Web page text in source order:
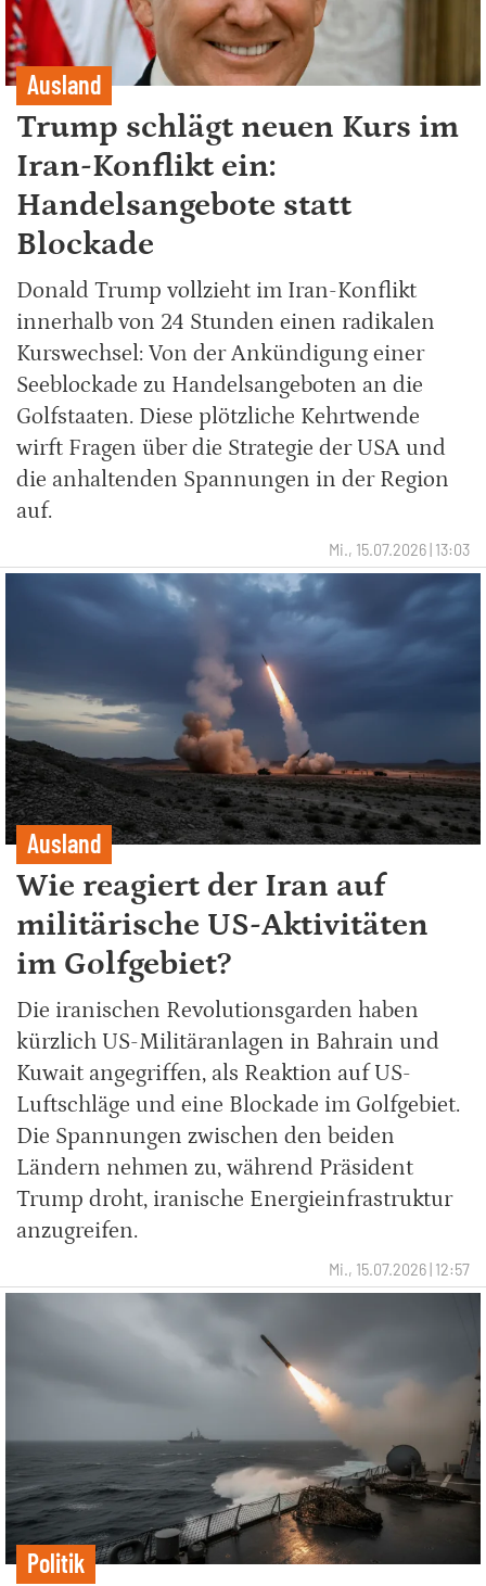
Ausland
Trump schlägt neuen Kurs im
Iran-Konflikt ein:
Handelsangebote statt
Blockade
Donald Trump vollzieht im Iran-Konflikt
innerhalb von 24 Stunden einen radikalen
Kurswechsel: Von der Ankündigung einer
Seeblockade zu Handelsangeboten an die
Golfstaaten. Diese plötzliche Kehrtwende
wirft Fragen über die Strategie der USA und
die anhaltenden Spannungen in der Region
auf.
Mi., 15.07.2026 | 13:03
Ausland
Wie reagiert der Iran auf
militärische US-Aktivitäten
im Golfgebiet?
Die iranischen Revolutionsgarden haben
kürzlich US-Militäranlagen in Bahrain und
Kuwait angegriffen, als Reaktion auf US-
Luftschläge und eine Blockade im Golfgebiet.
Die Spannungen zwischen den beiden
Ländern nehmen zu, während Präsident
Trump droht, iranische Energieinfrastruktur
anzugreifen.
Mi., 15.07.2026 | 12:57
Politik